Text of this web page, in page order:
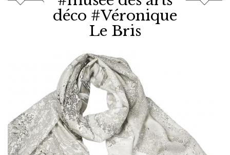
déco #Véronique
Le Bris